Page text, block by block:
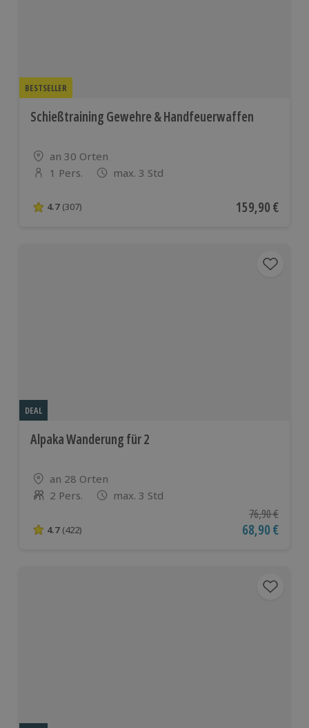
BESTSELLER
Schießtraining Gewehre & Handfeuerwaffen
Standort
an 30 Orten
Anzahl der Teilnehmer
1 Pers. max. 3 Std
4.7 von 5 Sternen basierend auf 307 Bewertungen
4.7 (307) Aktueller Preis
159,90 €
DEAL
Alpaka Wanderung für 2
Standort
an 28 Orten
Anzahl der Teilnehmer
2 Pers. max. 3 Std
4.7 von 5 Sternen basierend auf 422 Bewertungen
4.7 (422)
76,90 €
Aktueller
68,90 €